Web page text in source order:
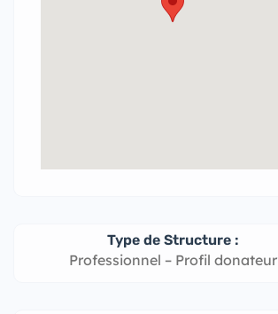
Type de Structure :
Professionnel – Profil donateur